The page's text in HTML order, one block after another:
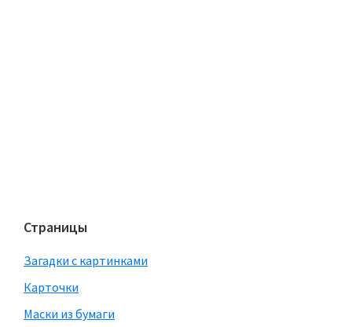
Страницы
Загадки с картинками
Карточки
Маски из бумаги